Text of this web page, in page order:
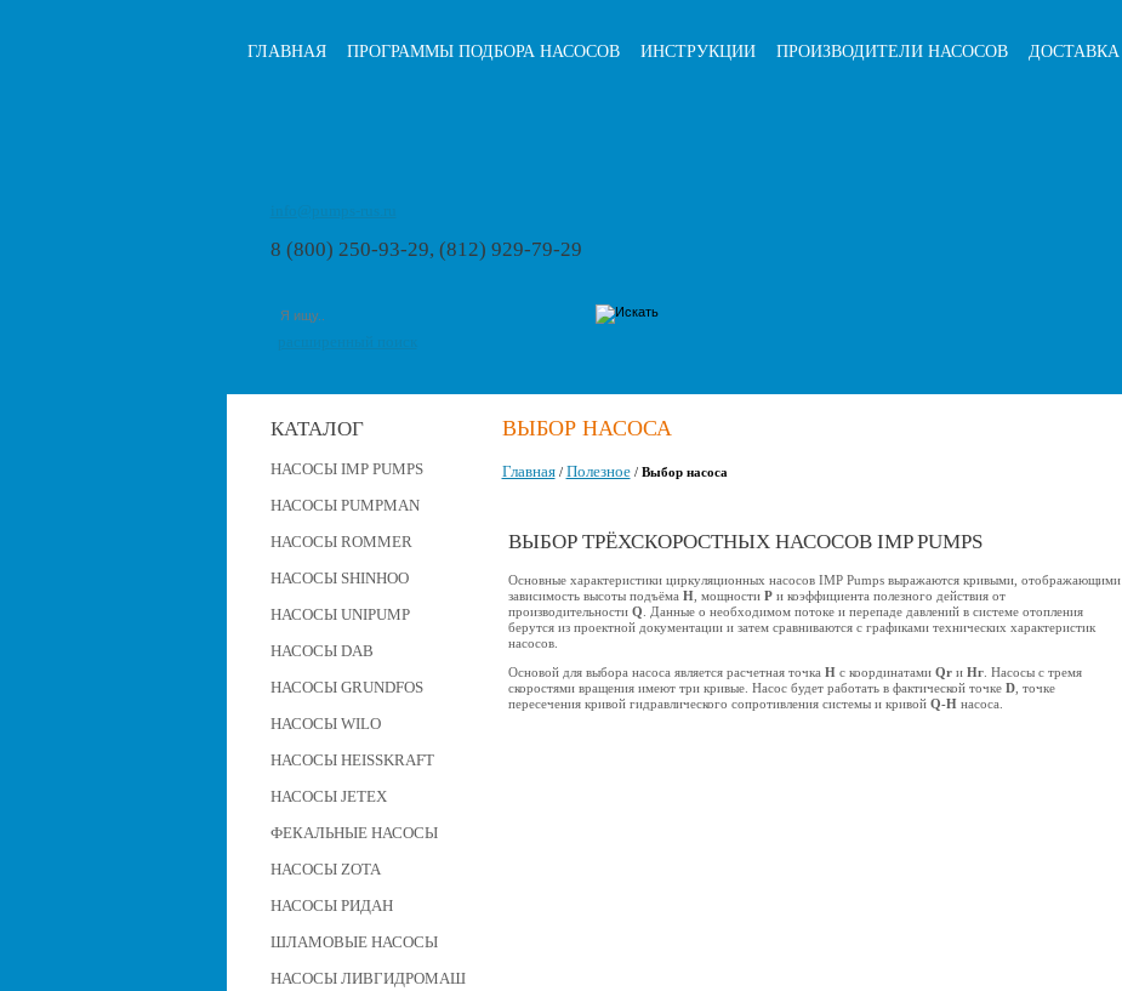
ГЛАВНАЯ ПРОГРАММЫ ПОДБОРА НАСОСОВ ИНСТРУКЦИИ ПРОИЗВОДИТЕЛИ НАСОСОВ ДОСТАВКА
8 (800) 250-93-29, (812) 929-79-29
КАТАЛОГ
НАСОСЫ IMP PUMPS
НАСОСЫ PUMPMAN
НАСОСЫ ROMMER
НАСОСЫ SHINHOO
НАСОСЫ UNIPUMP
НАСОСЫ DAB
НАСОСЫ GRUNDFOS
НАСОСЫ WILO
НАСОСЫ HEISSKRAFT
НАСОСЫ JETEX
ФЕКАЛЬНЫЕ НАСОСЫ
НАСОСЫ ZOTA
НАСОСЫ РИДАН
ШЛАМОВЫЕ НАСОСЫ
НАСОСЫ ЛИВГИДРОМАШ
ВЫБОР НАСОСА
Главная/ Полезное/ Выбор насоса
ВЫБОР ТРЁХСКОРОСТНЫХ НАСОСОВ IMP PUMPS
Основные характеристики циркуляционных насосов IMP Pumps выражаются кривыми, отображающими
зависимость высоты подъёма Н, мощности Ри коэффициента полезного действия от
производительности Q . Данные о необходимом потоке и перепаде давлений в системе отопления
берутся из проектной документации и затем сравниваются с графиками технических характеристик
насосов.
Основой для выбора насоса является расчетная точка Нс координатами Qrи Нг. Насосы с тремя
скоростями вращения имеют три кривые. Насос будет работать в фактической точке D, точке
пересечения кривой гидравлического сопротивления системы и кривой Q-Ннасоса.